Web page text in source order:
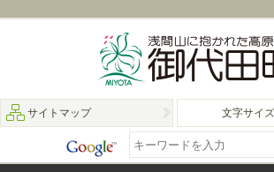
サイトマップ 文字サイズ